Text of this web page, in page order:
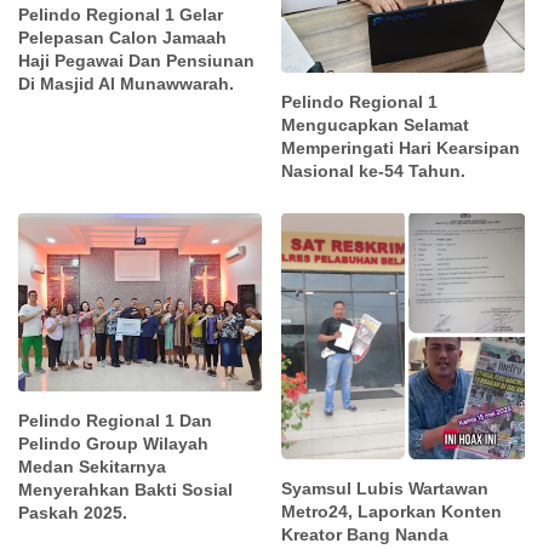
Pelindo Regional 1 Gelar
Pelepasan Calon Jamaah
Haji Pegawai Dan Pensiunan
Di Masjid Al Munawwarah.
Pelindo Regional 1
Mengucapkan Selamat
Memperingati Hari Kearsipan
Nasional ke-54 Tahun.
Pelindo Regional 1 Dan
Pelindo Group Wilayah
Medan Sekitarnya
Menyerahkan Bakti Sosial
Paskah 2025.
Syamsul Lubis Wartawan
Metro24, Laporkan Konten
Kreator Bang Nanda